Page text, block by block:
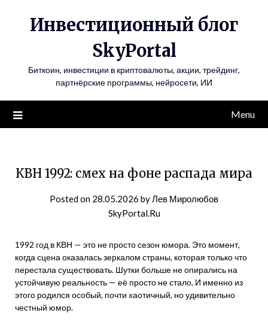
Инвестиционный блог
SkyPortal
Биткоин, инвестиции в криптовалюты, акции, трейдинг,
партнёрские программы, нейросети, ИИ
Menu
КВН 1992: смех на фоне распада мира
Posted on 28.05.2026 byЛев Миролюбов
SkyPortal.Ru
1992 год в КВН — это не просто сезон юмора. Это момент,
когда сцена оказалась зеркалом страны, которая только что
перестала существовать. Шутки больше не опирались на
устойчивую реальность — её просто не стало. И именно из
этого родился особый, почти хаотичный, но удивительно
честный юмор.